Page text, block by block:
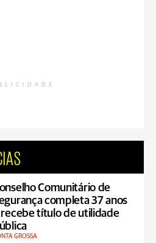
Comunitário de
completa 37 anos
título de utilidade
GROSSA